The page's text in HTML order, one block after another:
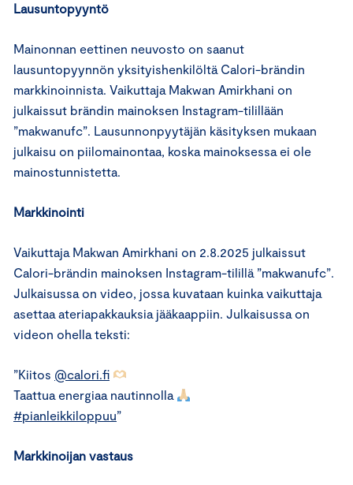
Lausuntopyyntö
Mainonnan eettinen neuvosto on saanut
lausuntopyynnön yksityishenkilöltä Calori-brändin
markkinoinnista. Vaikuttaja Makwan Amirkhani on
julkaissut brändin mainoksen Instagram-tilillään
”makwanufc”. Lausunnonpyytäjän käsityksen mukaan
julkaisu on piilomainontaa, koska mainoksessa ei ole
mainostunnistetta.
Markkinointi
Vaikuttaja Makwan Amirkhani on 2.8.2025 julkaissut
Calori-brändin mainoksen Instagram-tilillä ”makwanufc”.
Julkaisussa on video, jossa kuvataan kuinka vaikuttaja
asettaa ateriapakkauksia jääkaappiin. Julkaisussa on
videon ohella teksti:
”Kiitos @calori.fi
Taattua energiaa nautinnolla
#pianleikkiloppuu”
Markkinoijan vastaus